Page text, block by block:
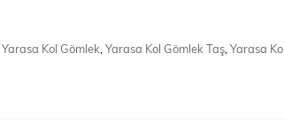
Yarasa Kol Gömlek Yarasa Kol Gömlek Taş, Yarasa